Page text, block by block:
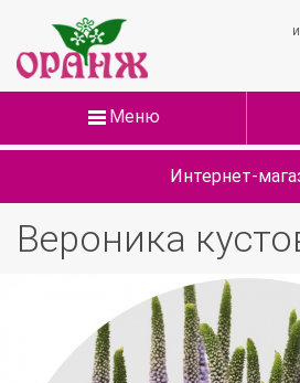
Меню
Интернет-
Вероника